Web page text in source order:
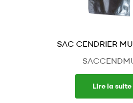
SAC CENDRIER
Lire la suite